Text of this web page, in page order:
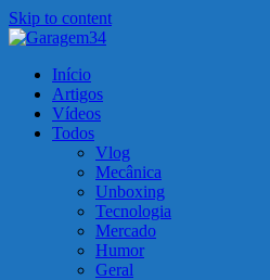
Skip to content
Garagem34
Motos, carros, tecnologia e muito mais!
Início
Artigos
Vídeos
Todos
Vlog
Mecânica
Unboxing
Tecnologia
Mercado
Humor
Geral